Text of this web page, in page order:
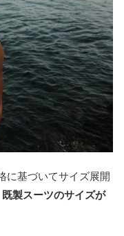
に基づいてサイズ展開
既製スーツのサイズが